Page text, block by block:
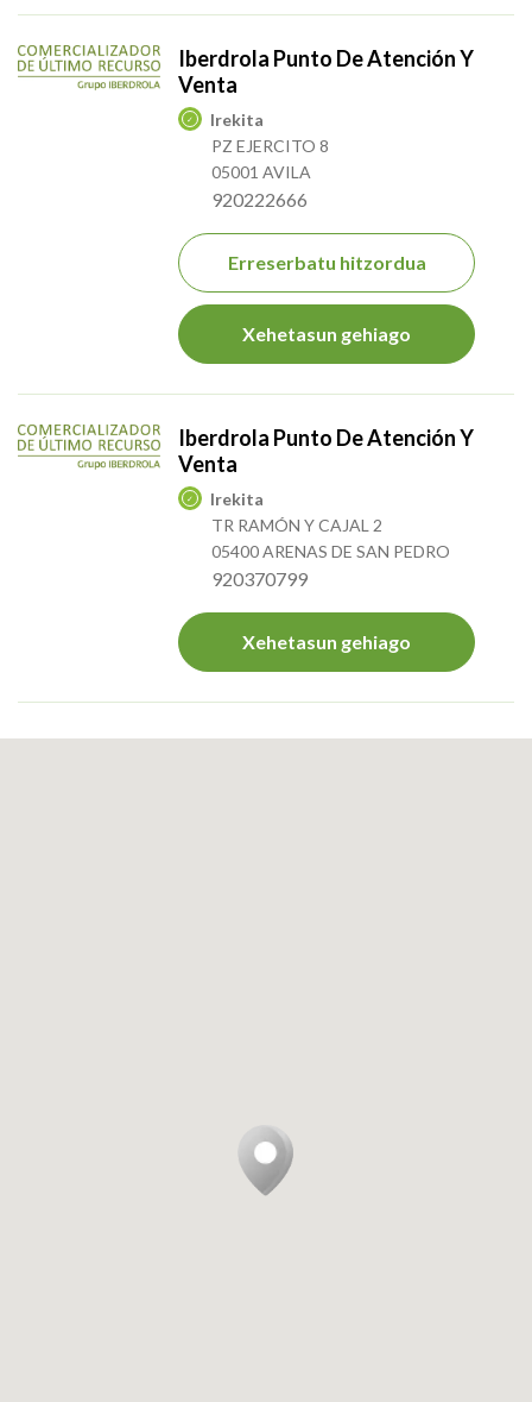
Iberdrola Punto De Atención Y
Venta
Irekita
PZ EJERCITO 8
05001 AVILA
920222666
Erreserbatu hitzordua
Xehetasun gehiago
Iberdrola Punto De Atención Y
Venta
Irekita
TR RAMÓN Y CAJAL 2
05400 ARENAS DE SAN PEDRO
920370799
Xehetasun gehiago